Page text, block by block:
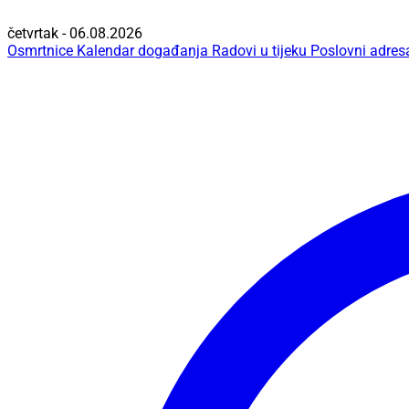
četvrtak - 06.08.2026
Osmrtnice Kalendar događanja Radovi u tijeku Poslovni